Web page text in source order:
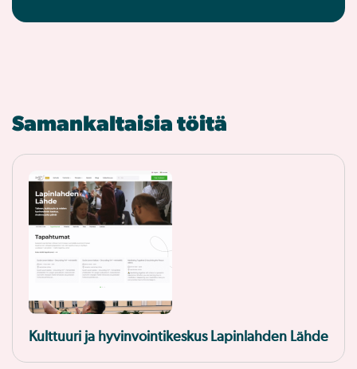
Samankaltaisia töitä
Kulttuuri ja hyvinvointikeskus Lapinlahden Lähde